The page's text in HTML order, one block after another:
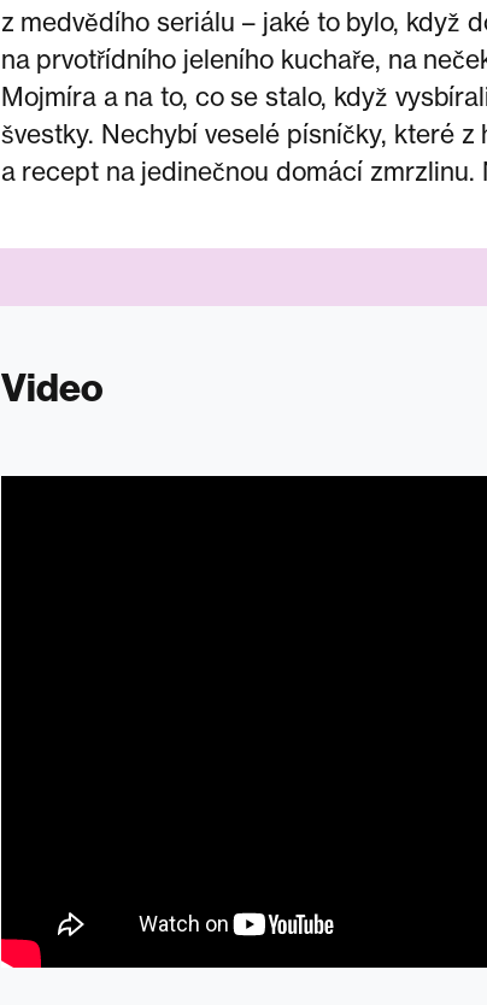
z medvědího seriálu – jaké to bylo, když
na prvotřídního jeleního kuchaře, na
Mojmíra a na to, co se stalo, když
švestky. Nechybí veselé písníčky, které
a recept na jedinečnou domácí
Video